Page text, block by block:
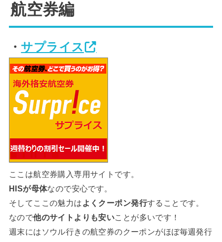
航空券編
・ サプライス
ここは航空券購入専用サイトです。
HISが母体なので安心です。
そしてここの魅力は よくクーポン発行することです。
なので他のサイトよりも安いことが多いです！
週末にはソウル行きの航空券のクーポンがほぼ毎週発行